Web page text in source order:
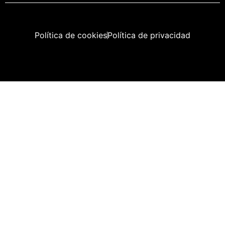
Política de cookiesPolítica de privacidad